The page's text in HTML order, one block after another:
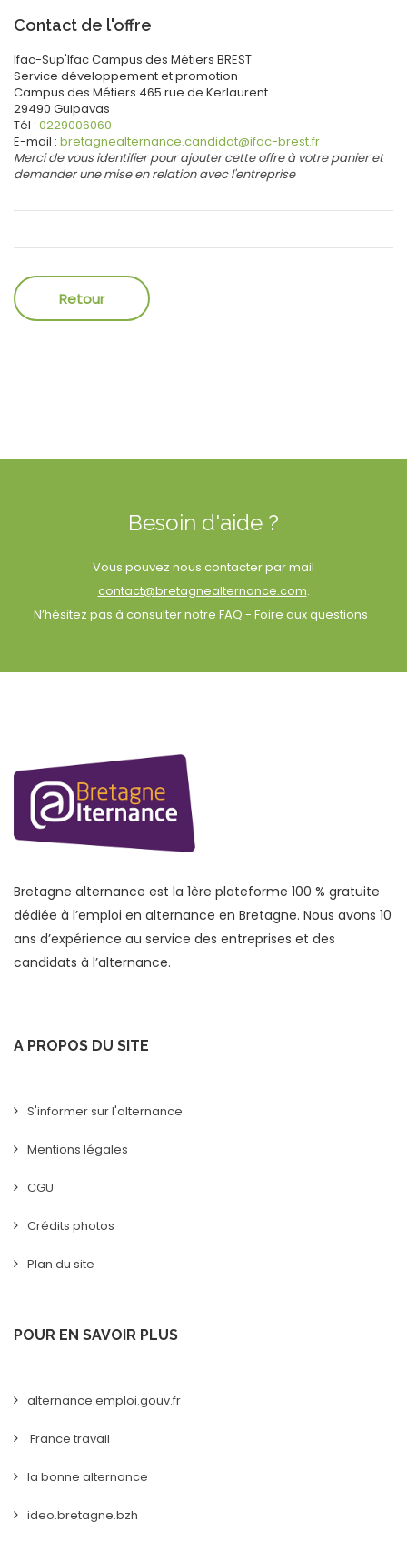
Contact de l'offre
Ifac-Sup'Ifac Campus des Métiers BREST
Service développementet promotion
Campus des Métiers 465 rue de Kerlaurent
29490 Guipavas
Tél : 0229006060
E-mail : bretagnealternance.candidat@ifac-brest.fr
Merci de vous identifier pour ajouter cette offre à votre panier et
demander une mise en relation avec l'entreprise
Besoin d'aide ?
Vous pouvez nous contacter par mail
contact@bretagnealternance.com.
N’hésitez pas à consulter notre FAQ - Foire aux questions .
Bretagne alternance est la 1ère plateforme 100 % gratuite
dédiée à l’emploi en alternance en Bretagne. Nous avons 10
ans d’expérience au service des entreprises et des
candidats à l’alternance.
A PROPOS DU SITE
S'informer sur l'alternance
Mentions légales
CGU
Crédits photos
Plan du site
POUR EN SAVOIR PLUS
alternance.emploi.gouv.fr
France travail
la bonne alternance
ideo.bretagne.bzh